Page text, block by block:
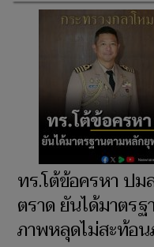
ทร.โต้ข้อครหา ป
ตราด ยันได้มาตร
ภาพหลุดไม่สะท้อ